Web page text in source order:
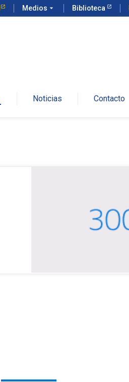
Medios arrow_drop_down Biblioteca
Noticias Contacto